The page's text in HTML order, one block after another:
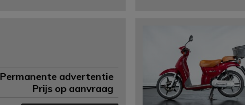
Permanente advertentie
Prijs op aanvraag